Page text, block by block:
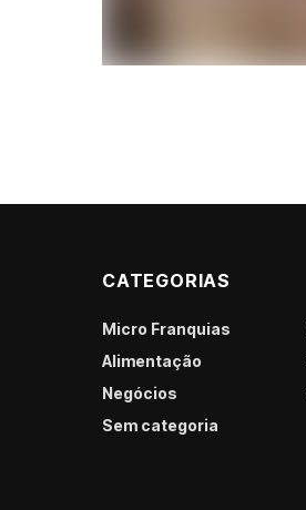
CATEGORIAS
Micro Franquias
Alimentação
Negócios
Sem categoria